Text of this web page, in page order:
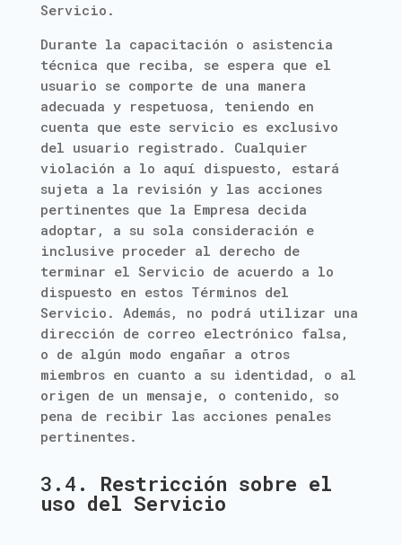
Servicio.
Durante la capacitación o asistencia
técnica que reciba, se espera que el
usuario se comporte de una manera
adecuada y respetuosa, teniendo en
cuenta que este servicio es exclusivo
del usuario registrado. Cualquier
violación a lo aquí dispuesto, estará
sujeta a la revisión y las acciones
pertinentes que la Empresa decida
adoptar, a su sola consideración e
inclusive proceder al derecho de
terminar el Servicio de acuerdo a lo
dispuesto en estos Términos del
Servicio. Además, no podrá utilizar una
dirección de correo electrónico falsa,
o de algún modo engañar a otros
miembros en cuanto a su identidad, o al
origen de un mensaje, o contenido, so
pena de recibir las acciones penales
pertinentes.
3.4. Restricción sobre el
uso del Servicio